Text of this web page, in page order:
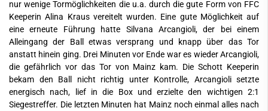
nur wenige Tormöglichkeiten die u.a. durch die gute Form von FFC
Keeperin Alina Kraus vereitelt wurden. Eine gute Möglichkeit auf
eine erneute Führung hatte Silvana Arcangioli, der bei einem
Alleingang der Ball etwas versprang und knapp über das Tor
anstatt hinein ging. Drei Minuten vor Ende war es wieder Arcangioli,
die gefährlich vor das Tor von Mainz kam. Die Schott Keeperin
bekam den Ball nicht richtig unter Kontrolle, Arcangioli setzte
energisch nach, lief in die Box und erzielte den wichtigen 2:1
Siegestreffer. Die letzten Minuten hat Mainz noch einmal alles nach